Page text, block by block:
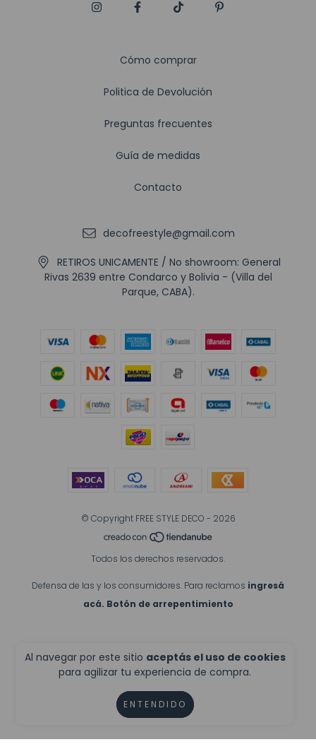
Al navegar por este sitio aceptás el uso de cookies
para agilizar tu experiencia de compra.
ENTENDIDO
Cómo comprar
Politica de Devolución
Preguntas frecuentes
Guía de medidas
Contacto
decofreestyle@gmail.com
RETIROS UNICAMENTE / No showroom: General
Rivas 2639 entre Condarco y Bolivia - (Villa del
Parque, CABA).
© Copyright FREE STYLE DECO - 2026
Todos los derechos reservados.
Defensa de las y los consumidores. Para reclamos ingresá
acá. Botón de arrepentimiento